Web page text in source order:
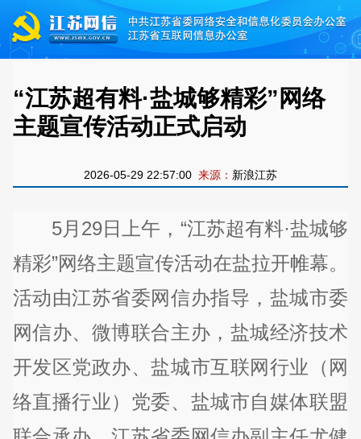
“江苏超有料·盐城够精彩”网络
主题宣传活动正式启动
2026-05-29 22:57:00 来源： 新浪江苏
5月29日上午，“江苏超有料·盐城够
精彩”网络主题宣传活动在盐拉开帷幕。
活动由江苏省委网信办指导，盐城市委
网信办、微博联合主办，盐城经济技术
开发区党政办、盐城市互联网行业（网
络直播行业）党委、盐城市自媒体联盟